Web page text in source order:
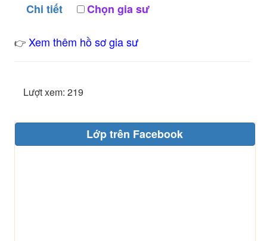
Chi tiết Chọn gia sư
👉 Xem thêm hồ sơ gia sư
Lượt xem: 219
Lớp trên Facebook